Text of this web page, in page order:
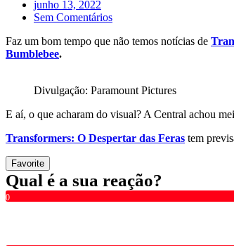
junho 13, 2022
Sem Comentários
Faz um bom tempo que não temos notícias de
Bumblebee.
Divulgação: Paramount Pictures
E aí, o que acharam do visual? A Central achou
Transformers: O Despertar das Feras tem
Favorite
Qual é a sua reação?
0